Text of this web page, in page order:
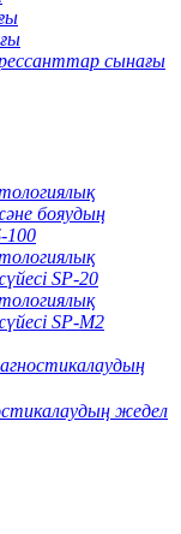
сынағы
бояудың
100
SP-20
SP-M2
жедел